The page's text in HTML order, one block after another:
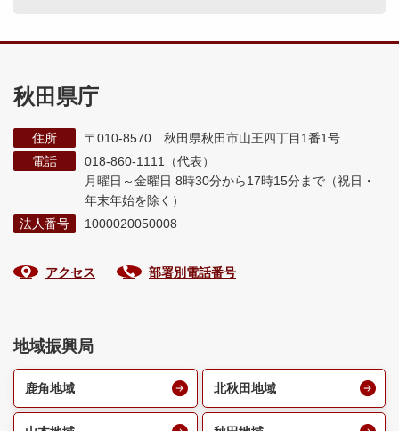
秋田県庁
住所
〒010-8570 秋田県秋田市山王四丁目1番1号
電話
018-860-1111（代表）
月曜日～金曜日 8時30分から17時15分まで （祝日・
年末年始を除く）
法人番号
1000020050008
アクセス 部署別電話番号
地域振興局
鹿角地域 北秋田地域